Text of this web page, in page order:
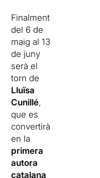
Finalment
del 6 de
maig al 13
de juny
serà el
torn de
Lluïsa
Cunillé,
que es
convertirà
en la
primera
autora
catalana